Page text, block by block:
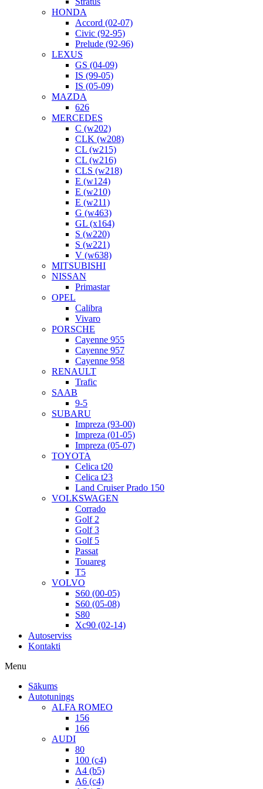
HONDA
Accord (02-07)
Civic (92-95)
Prelude (92-96)
LEXUS
GS (04-09)
IS (99-05)
IS (05-09)
MAZDA
626
MERCEDES
C (w202)
CLK (w208)
CL (w215)
CL (w216)
CLS (w218)
E (w124)
E (w210)
E (w211)
G (w463)
GL (x164)
S (w220)
S (w221)
V (w638)
MITSUBISHI
NISSAN
Primastar
OPEL
Calibra
Vivaro
PORSCHE
Cayenne 955
Cayenne 957
Cayenne 958
RENAULT
Trafic
SAAB
9-5
SUBARU
Impreza (93-00)
Impreza (01-05)
Impreza (05-07)
TOYOTA
Celica t20
Celica t23
Land Cruiser Prado 150
VOLKSWAGEN
Corrado
Golf 2
Golf 3
Golf 5
Passat
Touareg
T5
VOLVO
S60 (00-05)
S60 (05-08)
S80
Xc90 (02-14)
Autoserviss
Kontakti
Menu
Sākums
Autotunings
ALFA ROMEO
156
166
AUDI
80
100 (c4)
A4 (b5)
A6 (c4)